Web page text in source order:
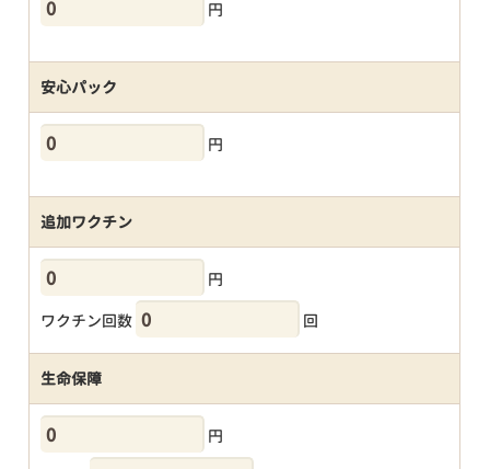
円
安心パック
円
追加ワクチン
円
ワクチン回数
回
生命保障
円